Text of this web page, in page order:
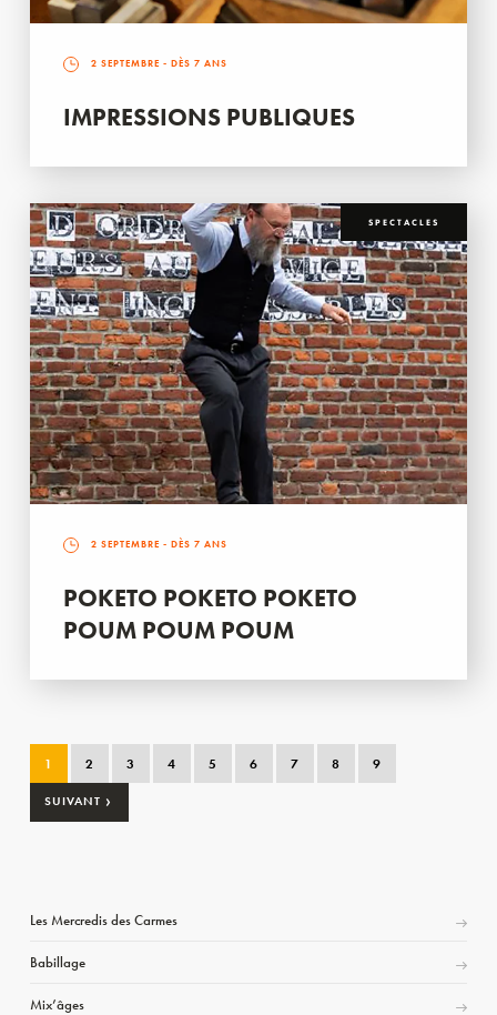
2 SEPTEMBRE - DÈS 7 ANS
IMPRESSIONS PUBLIQUES
SPECTACLES
2 SEPTEMBRE - DÈS 7 ANS
POKETO POKETO POKETO
POUM POUM POUM
1 2 3 4 5 6 7 8 9
SUIVANT ›
Les Mercredis des Carmes
Babillage
Mix’âges